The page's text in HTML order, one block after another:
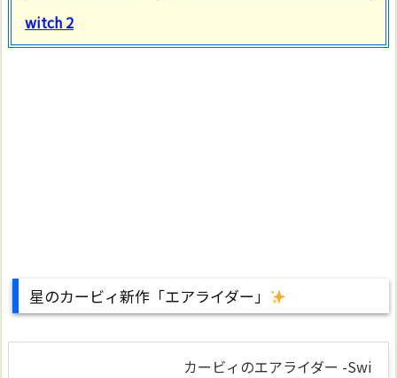
witch 2
星のカービィ新作「エアライダー」
カービィのエアライダー -Swi